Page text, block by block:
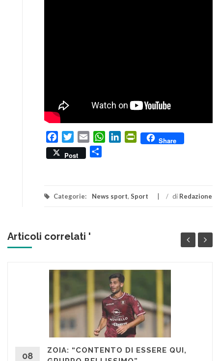
FacebookTwitterEmail WhatsApp
LinkedInPrintFriendly
Share
Post
Categorie: News sport, Sport / di Redazione
Articoli correlati '
08
ZOIA: “CONTENTO DI ESSERE QUI,